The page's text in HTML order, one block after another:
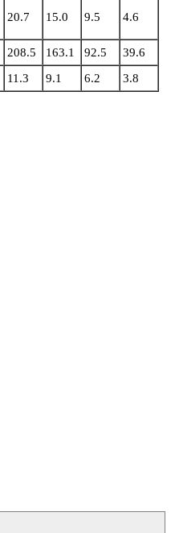
20.7 15.0 9.5 4.6
208.5 163.1 92.5
39.6
11.3 9.1 6.2 3.8